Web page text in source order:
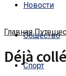
Новости
Общество
Спорт
Главная
Déjà